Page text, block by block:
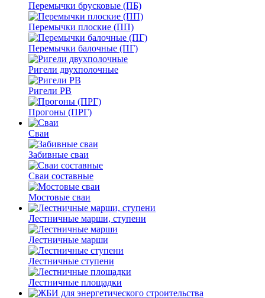
Перемычки брусковые (ПБ)
Перемычки плоские (ПП)
Перемычки балочные (ПГ)
Ригели двухполочные
Ригели РВ
Прогоны (ПРГ)
Сваи
Забивные сваи
Сваи составные
Мостовые сваи
Лестничные марши, ступени
Лестничные марши
Лестничные ступени
Лестничные площадки